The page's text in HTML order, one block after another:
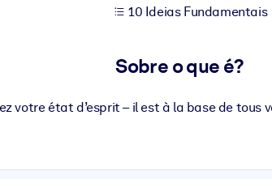
para melhorar os resultados.10 Ideias Fundamentais
Sobre o que é?
votre état d’esprit – il est à la base de tous